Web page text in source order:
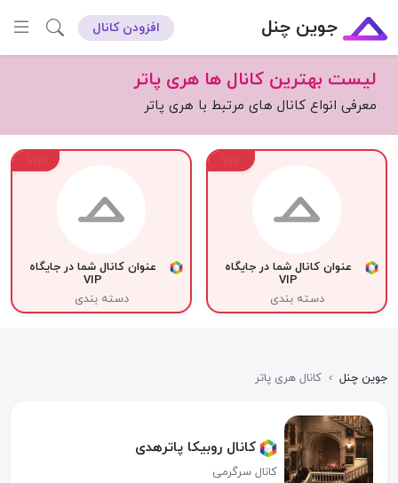
جوین چنل افزودن کانال
لیست بهترین کانال ها هری پاتر
معرفی انواع کانال های مرتبط با هری پاتر
عنوان کانال شما در جایگاه
VIP
دسته بندی
عنوان کانال شما در جایگاه
VIP
دسته بندی
جوین چنل › کانال هری پاتر
کانال روبیکا پاترهدی
کانال سرگرمی